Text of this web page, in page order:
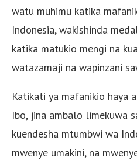
watu muhimu katika
Indonesia, wakishinda
katika matukio mengi na
watazamaji na wapinzani
Katikati ya mafanikio haya
Ibo, jina ambalo limekuwa
kuendesha mtumbwi wa
mwenye umakini, na